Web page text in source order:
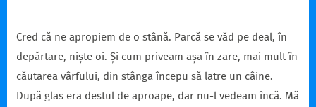
Cred că ne apropiem de o stână. Parcă se văd pe deal, în
depărtare, niște oi. Și cum priveam așa în zare, mai mult în
căutarea vârfului, din stânga începu să latre un câine.
După glas era destul de aproape, dar nu-l vedeam încă. Mă